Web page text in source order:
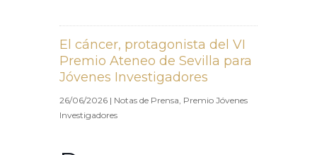
El cáncer, protagonista del VI
Premio Ateneo de Sevilla para
Jóvenes Investigadores
26/06/2026 | Notas de Prensa, Premio Jóvenes
Investigadores